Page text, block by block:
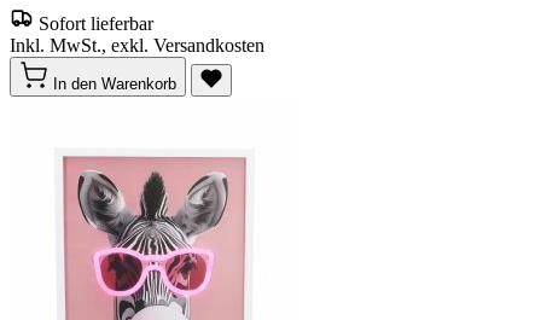
Sofort lieferbar
Inkl. MwSt., exkl. Versandkosten
In den Warenkorb